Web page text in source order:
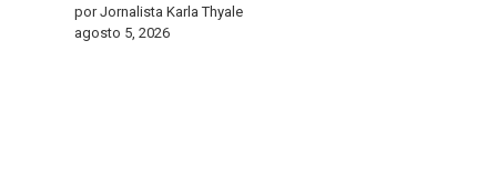
por Jornalista Karla Thyale
agosto 5, 2026